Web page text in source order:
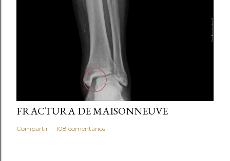
FRACTURA DE MAISONNEUVE
Compartir 108 comentarios